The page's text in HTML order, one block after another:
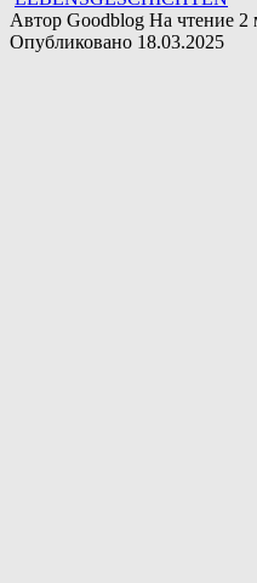
Автор Goodblog На чтение 2
Опубликовано 18.03.2025